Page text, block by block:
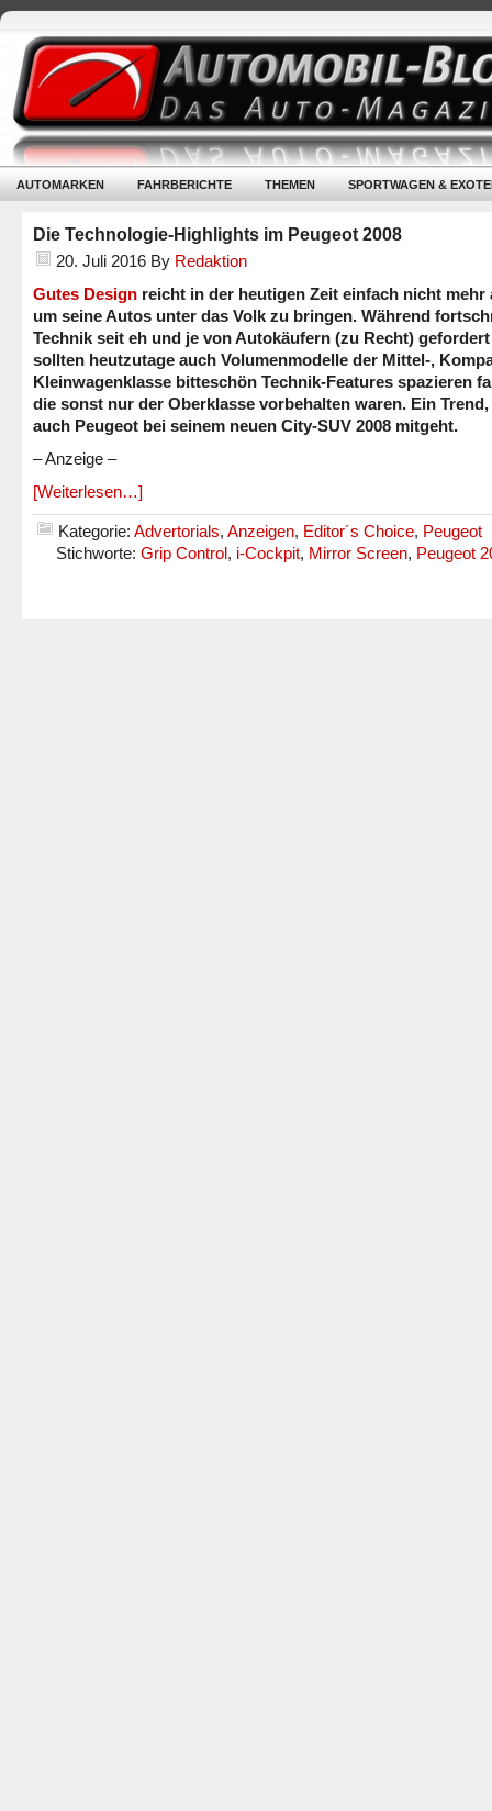
AUTOMARKEN FAHRBERICHTE THEMEN SPORTWAGEN &
Die Technologie-Highlights im Peugeot 2008
20. Juli 2016 By Redaktion
Gutes Design reicht in der heutigen Zeit einfach nicht mehr
um seine Autos unter das Volk zu bringen. Während
Technik seit eh und je von Autokäufern (zu Recht)
sollten heutzutage auch Volumenmodelle der Mittel-,
Kleinwagenklasse bitteschön Technik-Features spazieren
die sonst nur der Oberklasse vorbehalten waren. Ein Trend,
auch Peugeot bei seinem neuen City-SUV 2008 mitgeht.
– Anzeige –
[Weiterlesen…]
Kategorie: Advertorials, Anzeigen, Editor´s Choice, Peugeot
Stichworte: Grip Control, i-Cockpit, Mirror Screen, Peugeot